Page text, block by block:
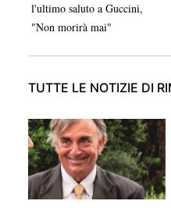
l'ultimo saluto a Guccini,
"Non morirà mai"
TUTTE LE NOTIZIE DI